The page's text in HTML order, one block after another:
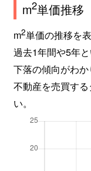
m2単価推移
m2単価の推移を
過去1年間や5年
下落の傾向がわか
不動産を売買す
い。